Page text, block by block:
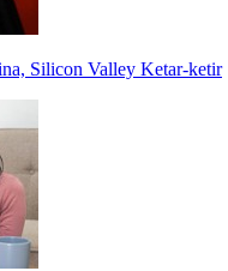
Silicon Valley Ketar-ketir